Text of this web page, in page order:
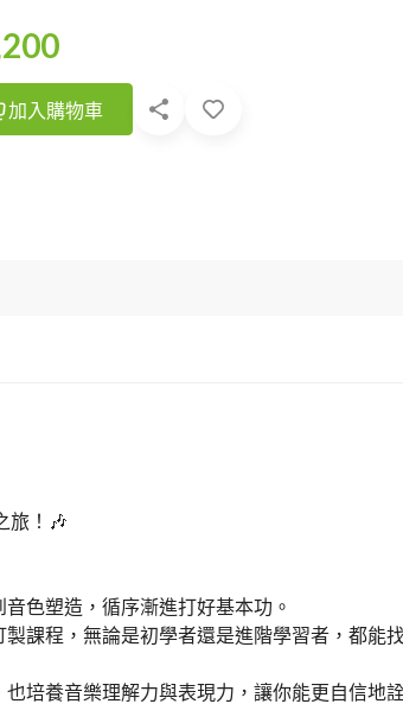
加入購物車
旅！🎶
色塑造，循序漸進打好基本功。
課程，無論是初學者還是進階學習者，都能
培養音樂理解力與表現力，讓你能更自信地